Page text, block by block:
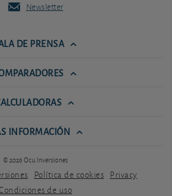
Newsletter
DE PRENSA
INFORMACIÓN
© 2026 Ocu Inversiones
Política de cookies Privacy
de uso